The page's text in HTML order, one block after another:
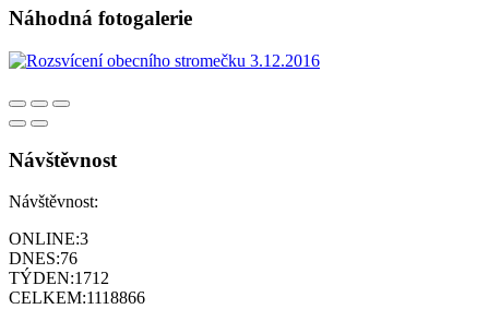
Náhodná fotogalerie
Návštěvnost
Návštěvnost:
ONLINE:3
DNES:76
TÝDEN:1712
CELKEM:1118866